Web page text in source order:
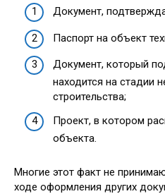
Документ,
Паспорт на объект
Документ, который
находится на стадии
строительства;
Проект, в котором
объекта.
Многие этот факт не
ходе оформления других